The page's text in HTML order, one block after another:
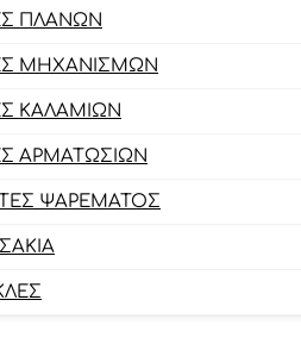
ΠΛΆΝΩΝ
ΜΗΧΑΝΙΣΜΏΝ
ΚΑΛΑΜΙΏΝ
ΑΡΜΑΤΩΣΙΏΝ
ΨΑΡΈΜΑΤΟΣ